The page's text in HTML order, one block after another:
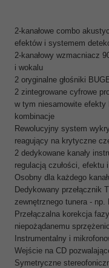
2-kanałowe combo
efektów i systemem
2-kanałowy wzmacniacz
i wokalu
2 oryginalne głośniki
2 zintegrowane cyfrowe
w tym niesamowite efekty
kombinacje
Rewolucyjny system
reagujący na krytyczne
2 dedykowane kanały
regulacją czułości, efektu
Osobny dla każdego
Dedykowany przełącznik
zewnętrznego tunera -
Przełączalna korekcja
niepożądanemu
Instrumentalny i
Wejście na CD
Symetryczne